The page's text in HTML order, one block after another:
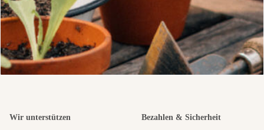
Wir unterstützen Bezahlen & Sicherheit